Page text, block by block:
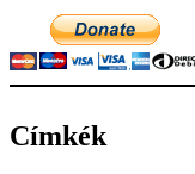
Címkék